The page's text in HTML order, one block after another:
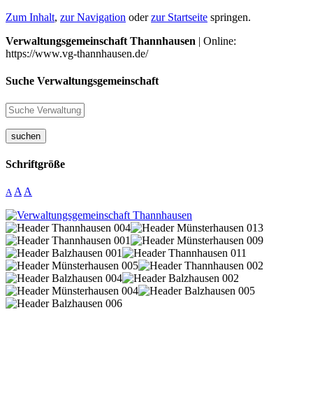
Zum Inhalt, zur Navigation oderzur Startseite springen.
Verwaltungsgemeinschaft Thannhausen | Online:
https://www.vg-thannhausen.de/
Suche Verwaltungsgemeinschaft
suchen
Schriftgröße
A A A